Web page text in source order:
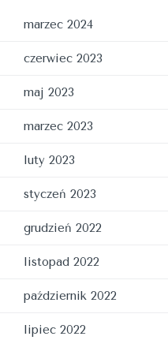
marzec 2024
czerwiec 2023
maj 2023
marzec 2023
luty 2023
styczeń 2023
grudzień 2022
listopad 2022
październik 2022
lipiec 2022